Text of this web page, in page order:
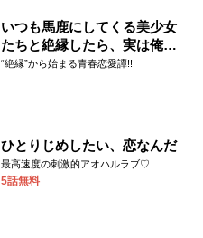
いつも馬鹿にしてくる美少女
たちと絶縁したら、実は俺の
ことが大好きだったようだ。
“絶縁”から始まる青春恋愛譚!!
ひとりじめしたい、恋なんだ
最高速度の刺激的アオハルラブ♡
5話無料